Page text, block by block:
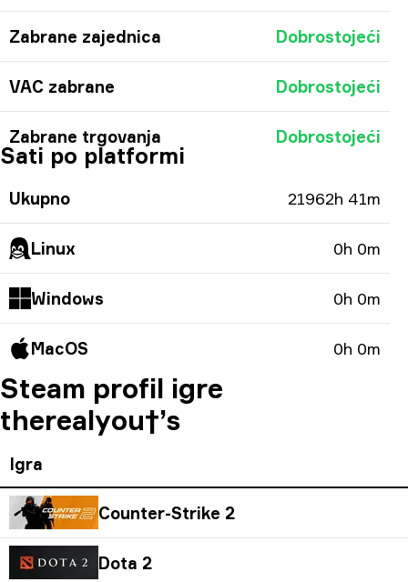
Zabrane zajednica Dobrostojeći
VAC zabrane Dobrostojeći
Zabrane trgovanja Dobrostojeći
Sati po platformi
Ukupno 21962h 41m
Linux 0h 0m
Windows 0h 0m
MacOS 0h 0m
Steam profil igre
therealyou†’s
Igra
Counter-Strike 2
Dota 2